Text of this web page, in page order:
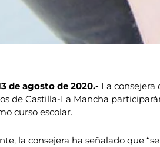
de agosto de 2020.- La
de Castilla-La Mancha
curso escolar.
la consejera ha señalado que